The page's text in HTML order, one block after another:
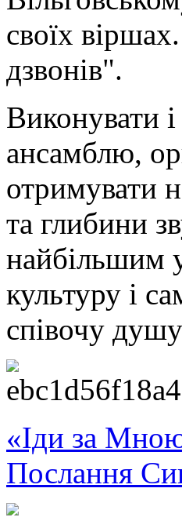
своїх
дзвонів".
Виконувати
ансамблю,
отримувати
та глибини
найбільшим
культуру і
співочу
«Іди за
Послання